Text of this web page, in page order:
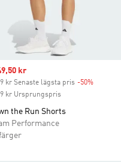
price
kr
kr Senaste lägsta pris -50%
kr Ursprungspris
the Run Shorts
Performance